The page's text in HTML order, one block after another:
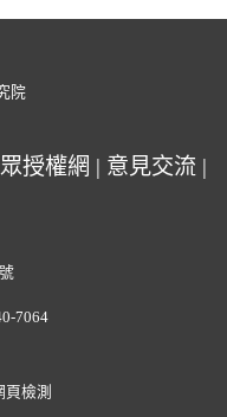
授權網 | 意見交流 |
7064